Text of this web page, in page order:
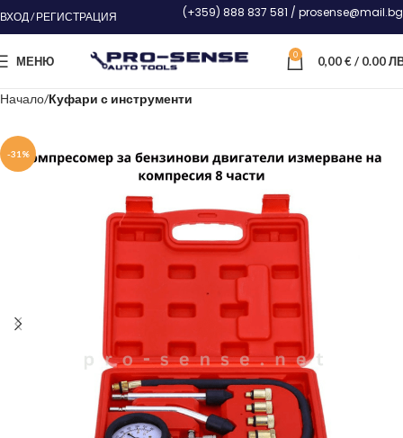
ВХОД / РЕГИСТРАЦИЯ (+359) 888 837 581 / prosense@mail.bg
МЕНЮ 0 0,00€/ 0.00
Начало Куфари с инструменти
-31%